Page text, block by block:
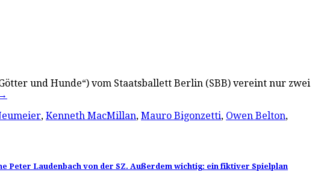
und Hunde“) vom Staatsballett Berlin (SBB) vereint nur zwei
→
, Kenneth MacMillan, Mauro Bigonzetti, Owen Belton,
Peter Laudenbach von der SZ. Außerdem wichtig: ein fiktiver Spielplan